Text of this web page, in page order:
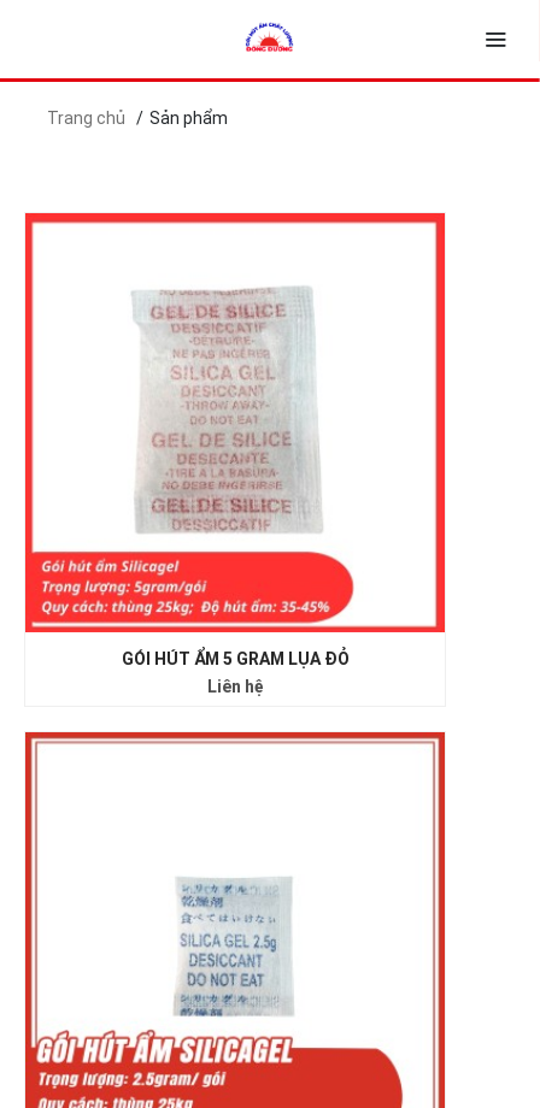
Trang chủ Sản phẩm
GÓI HÚT ẨM 5 GRAM LỤA ĐỎ
Liên hệ